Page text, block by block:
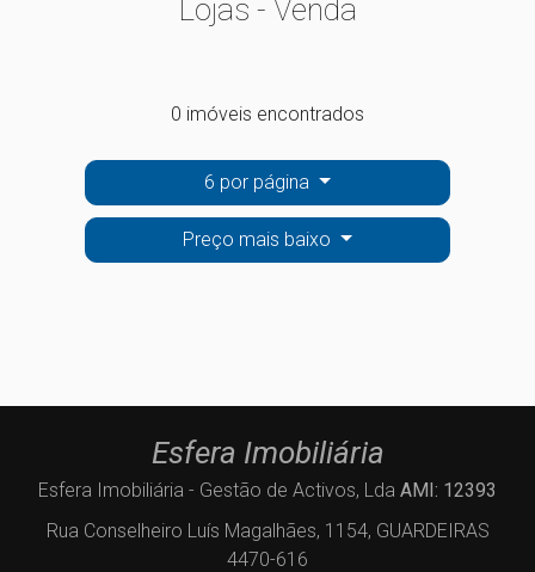
Lojas - Venda
0 imóveis encontrados
6 por página
Preço mais baixo
Esfera Imobiliária
Esfera Imobiliária - Gestão de Activos, Lda AMI: 12393
Rua Conselheiro Luís Magalhães, 1154, GUARDEIRAS
4470-616